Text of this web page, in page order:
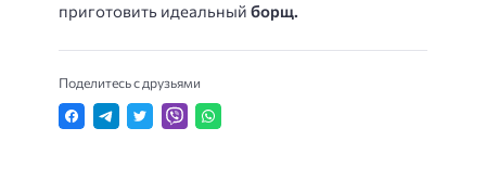
приготовить идеальный борщ.
Поделитесь с друзьями